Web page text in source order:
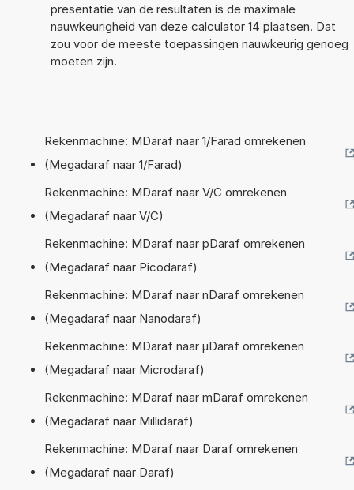
presentatie van de resultaten is de maximale
nauwkeurigheid van deze calculator 14 plaatsen. Dat
zou voor de meeste toepassingen nauwkeurig genoeg
moeten zijn.
Rekenmachine: MDaraf naar 1/Farad omrekenen
(Megadaraf naar 1/Farad)
Rekenmachine: MDaraf naar V/C omrekenen
(Megadaraf naar V/C)
Rekenmachine: MDaraf naar pDaraf omrekenen
(Megadaraf naar Picodaraf)
Rekenmachine: MDaraf naar nDaraf omrekenen
(Megadaraf naar Nanodaraf)
Rekenmachine: MDaraf naar µDaraf omrekenen
(Megadaraf naar Microdaraf)
Rekenmachine: MDaraf naar mDaraf omrekenen
(Megadaraf naar Millidaraf)
Rekenmachine: MDaraf naar Daraf omrekenen
(Megadaraf naar Daraf)